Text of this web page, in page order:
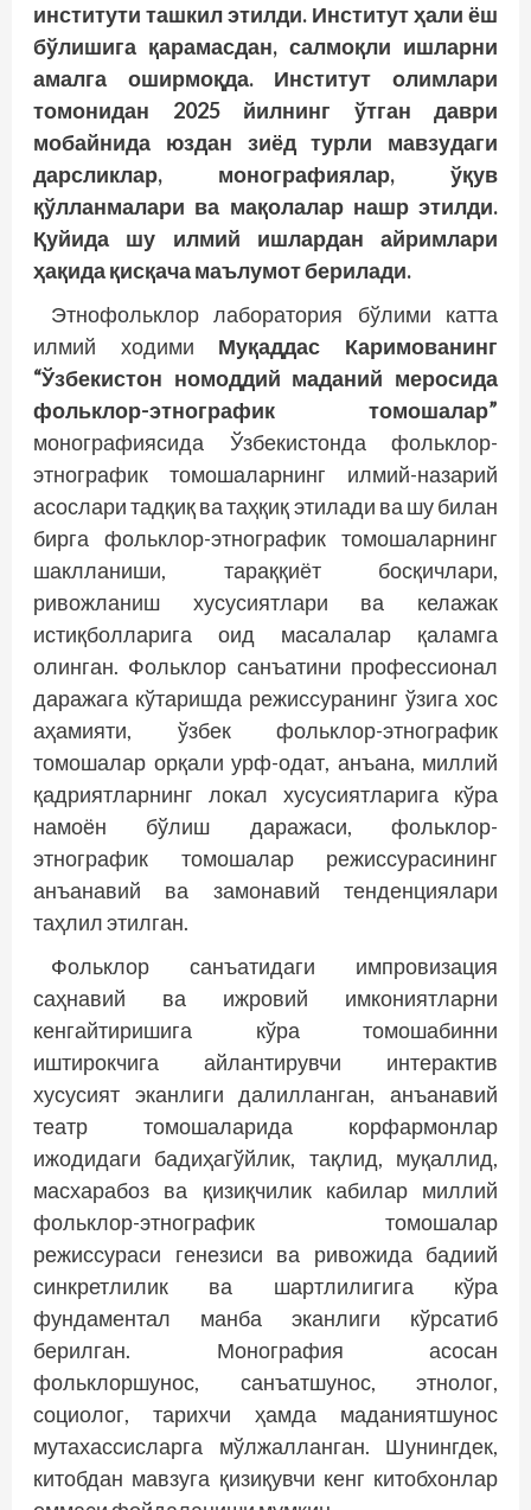
институти ташкил этилди. Институт ҳали ёш
бўлишига қарамасдан, салмоқли ишларни
амалга оширмоқда. Институт олимлари
томонидан 2025 йилнинг ўтган даври
мобайнида юздан зиёд турли мавзудаги
дарсликлар, монографиялар, ўқув
қўлланмалари ва мақолалар нашр этилди.
Қуйида шу илмий ишлардан айримлари
ҳақида қисқача маълумот берилади.
Этнофольклор лаборатория бўлими катта
илмий ходими Муқаддас Каримованинг
“Ўзбекистон номоддий маданий меросида
фольклор-этнографик томошалар”
монографиясида Ўзбекистонда фольклор-
этнографик томошаларнинг илмий-назарий
асослари тадқиқ ва таҳқиқ этилади ва шу билан
бирга фольклор-этнографик томошаларнинг
шаклланиши, тараққиёт босқичлари,
ривожланиш хусусиятлари ва келажак
истиқболларига оид масалалар қаламга
олинган. Фольклор санъатини профессионал
даражага кўтаришда режиссуранинг ўзига хос
аҳамияти, ўзбек фольклор-этнографик
томошалар орқали урф-одат, анъана, миллий
қадриятларнинг локал хусусиятларига кўра
намоён бўлиш даражаси, фольклор-
этнографик томошалар режиссурасининг
анъанавий ва замонавий тенденциялари
таҳлил этилган.
Фольклор санъатидаги импровизация
саҳнавий ва ижровий имкониятларни
кенгайтиришига кўра томошабинни
иштирокчига айлантирувчи интерактив
хусусият эканлиги далилланган, анъанавий
театр томошаларида корфармонлар
ижодидаги бадиҳагўйлик, тақлид, муқаллид,
масхарабоз ва қизиқчилик кабилар миллий
фольклор-этнографик томошалар
режиссураси генезиси ва ривожида бадиий
синкретлилик ва шартлилигига кўра
фундаментал манба эканлиги кўрсатиб
берилган. Монография асосан
фольклоршунос, санъатшунос, этнолог,
социолог, тарихчи ҳамда маданиятшунос
мутахассисларга мўлжалланган. Шунингдек,
китобдан мавзуга қизиқувчи кенг китобхонлар